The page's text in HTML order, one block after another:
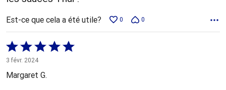
Est-ce que cela a été utile? 0 0
Coté
5 sur
5
3 févr. 2024
Margaret G.